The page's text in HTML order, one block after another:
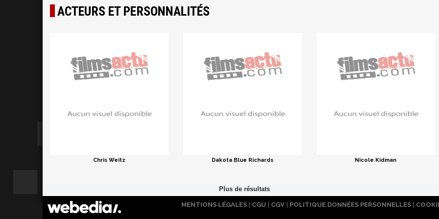
ACTEURS ET PERSONNALITÉS
Chris Weitz Dakota Blue Richards Nicole Kidman
MENTIONS LÉGALES CGU CGV POLITIQUE DONNÉES PERSONNELLES